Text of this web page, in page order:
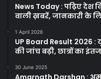
News Today : पढ़िए देश
वाली ख़बरें, जानकारी के
1 April 2026
UP Board Result 2026 :
की जांच बढ़ी, छात्रों का
30 June 2025
Amarnath Darshan :